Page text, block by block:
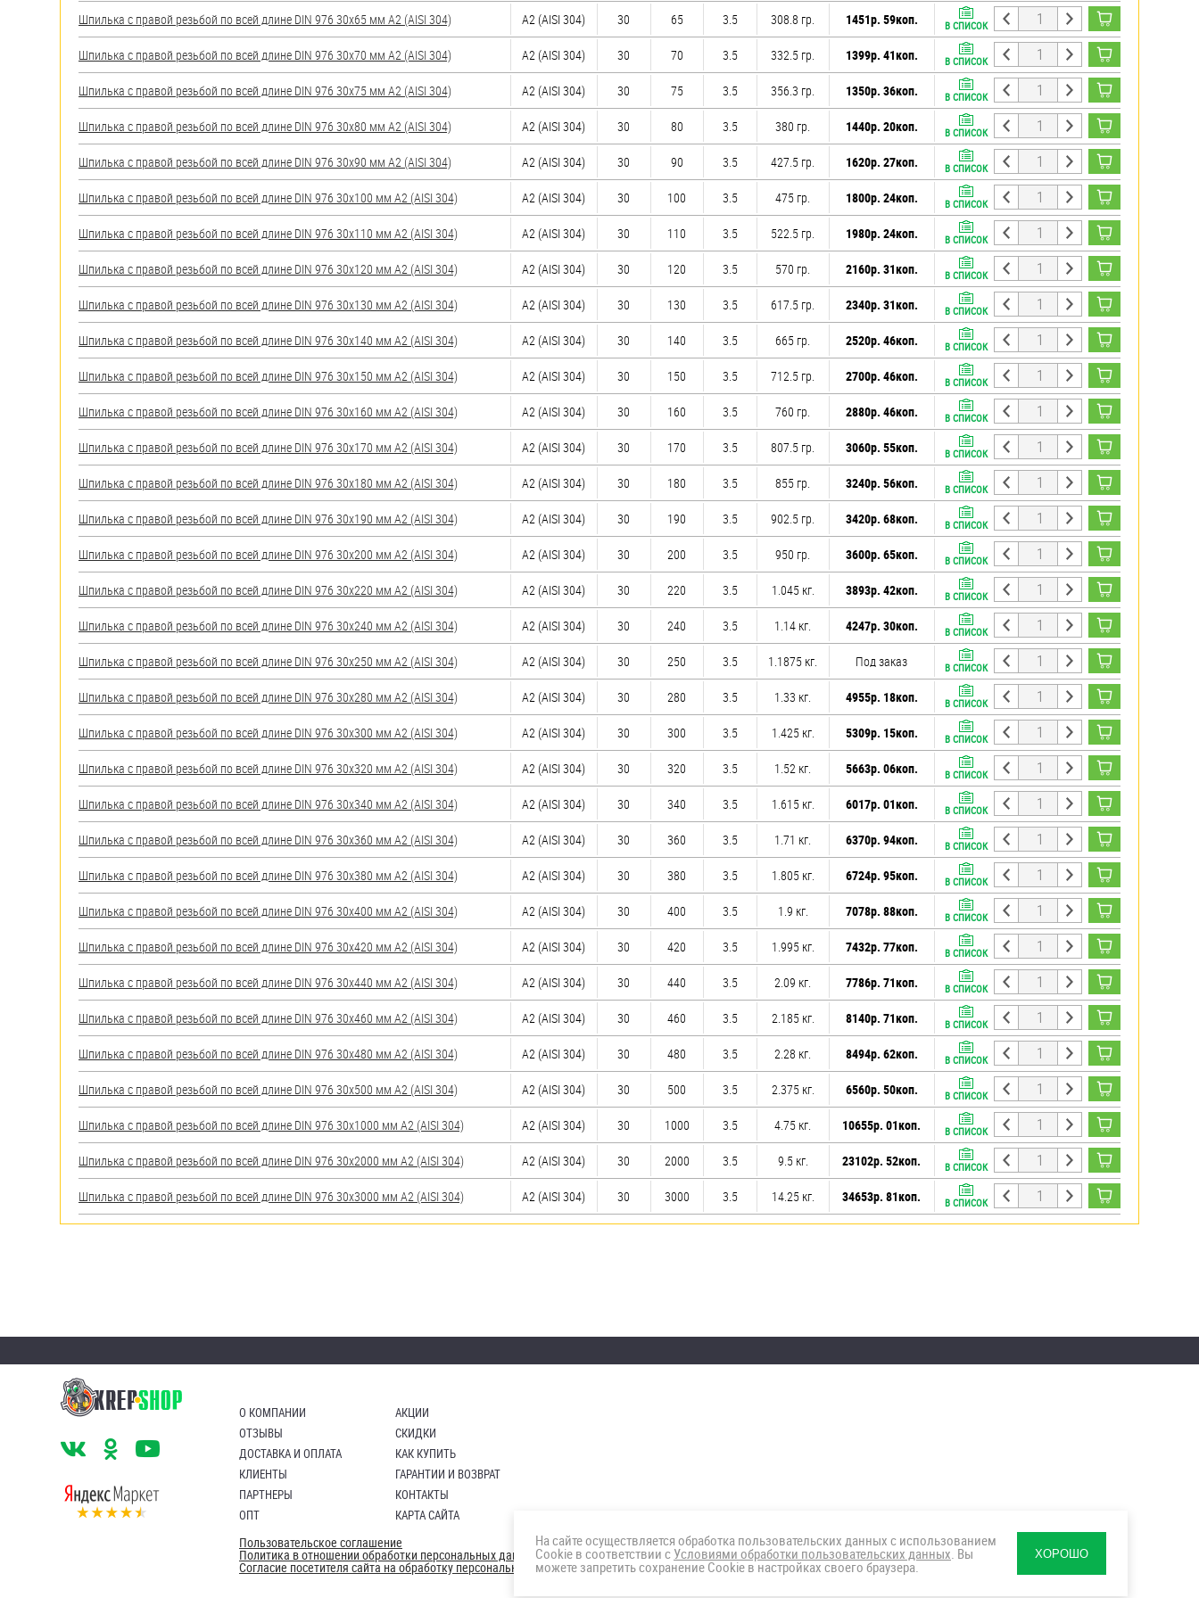
Пробки
Саморезы и шурупы
Стопорные кольца
Такелаж
Хомуты
Шайбы
Шпильки
Шплинты
Штифты и пальцы
Шпилька с правой резьбой по всей длине DIN 976 30х65 мм А2 (AISI 304) А2 (AISI 304) 30 65 3.5 308.8 гр. 1451р. 59коп. В СПИСОК
Шпилька с правой резьбой по всей длине DIN 976 30х70 мм А2 (AISI 304) А2 (AISI 304) 30 70 3.5 332.5 гр. 1399р. 41коп. В СПИСОК
Шпилька с правой резьбой по всей длине DIN 976 30х75 мм А2 (AISI 304) А2 (AISI 304) 30 75 3.5 356.3 гр. 1350р. 36коп. В СПИСОК
Шпилька с правой резьбой по всей длине DIN 976 30х80 мм А2 (AISI 304) А2 (AISI 304) 30 80 3.5 380 гр. 1440р. 20коп. В СПИСОК
Шпилька с правой резьбой по всей длине DIN 976 30х90 мм А2 (AISI 304) А2 (AISI 304) 30 90 3.5 427.5 гр. 1620р. 27коп. В СПИСОК
Шпилька с правой резьбой по всей длине DIN 976 30х100 мм А2 (AISI 304) А2 (AISI 304) 30 100 3.5 475 гр. 1800р. 24коп. В СПИСОК
Шпилька с правой резьбой по всей длине DIN 976 30х110 мм А2 (AISI 304) А2 (AISI 304) 30 110 3.5 522.5 гр. 1980р. 24коп. В СПИСОК
Шпилька с правой резьбой по всей длине DIN 976 30х120 мм А2 (AISI 304) А2 (AISI 304) 30 120 3.5 570 гр. 2160р. 31коп. В СПИСОК
Шпилька с правой резьбой по всей длине DIN 976 30х130 мм А2 (AISI 304) А2 (AISI 304) 30 130 3.5 617.5 гр. 2340р. 31коп. В СПИСОК
Шпилька с правой резьбой по всей длине DIN 976 30х140 мм А2 (AISI 304) А2 (AISI 304) 30 140 3.5 665 гр. 2520р. 46коп. В СПИСОК
Шпилька с правой резьбой по всей длине DIN 976 30х150 мм А2 (AISI 304) А2 (AISI 304) 30 150 3.5 712.5 гр. 2700р. 46коп. В СПИСОК
Шпилька с правой резьбой по всей длине DIN 976 30х160 мм А2 (AISI 304) А2 (AISI 304) 30 160 3.5 760 гр. 2880р. 46коп. В СПИСОК
Шпилька с правой резьбой по всей длине DIN 976 30х170 мм А2 (AISI 304) А2 (AISI 304) 30 170 3.5 807.5 гр. 3060р. 55коп. В СПИСОК
Шпилька с правой резьбой по всей длине DIN 976 30х180 мм А2 (AISI 304) А2 (AISI 304) 30 180 3.5 855 гр. 3240р. 56коп. В СПИСОК
Шпилька с правой резьбой по всей длине DIN 976 30х190 мм А2 (AISI 304) А2 (AISI 304) 30 190 3.5 902.5 гр. 3420р. 68коп. В СПИСОК
Шпилька с правой резьбой по всей длине DIN 976 30х200 мм А2 (AISI 304) А2 (AISI 304) 30 200 3.5 950 гр. 3600р. 65коп. В СПИСОК
Шпилька с правой резьбой по всей длине DIN 976 30х220 мм А2 (AISI 304) А2 (AISI 304) 30 220 3.5 1.045 кг. 3893р. 42коп. В СПИСОК
Шпилька с правой резьбой по всей длине DIN 976 30х240 мм А2 (AISI 304) А2 (AISI 304) 30 240 3.5 1.14 кг. 4247р. 30коп. В СПИСОК
Шпилька с правой резьбой по всей длине DIN 976 30х250 мм А2 (AISI 304) А2 (AISI 304) 30 250 3.5 1.1875 кг. Под заказ В СПИСОК
Шпилька с правой резьбой по всей длине DIN 976 30х280 мм А2 (AISI 304) А2 (AISI 304) 30 280 3.5 1.33 кг. 4955р. 18коп. В СПИСОК
Шпилька с правой резьбой по всей длине DIN 976 30х300 мм А2 (AISI 304) А2 (AISI 304) 30 300 3.5 1.425 кг. 5309р. 15коп. В СПИСОК
Шпилька с правой резьбой по всей длине DIN 976 30х320 мм А2 (AISI 304) А2 (AISI 304) 30 320 3.5 1.52 кг. 5663р. 06коп. В СПИСОК
Шпилька с правой резьбой по всей длине DIN 976 30х340 мм А2 (AISI 304) А2 (AISI 304) 30 340 3.5 1.615 кг. 6017р. 01коп. В СПИСОК
Шпилька с правой резьбой по всей длине DIN 976 30х360 мм А2 (AISI 304) А2 (AISI 304) 30 360 3.5 1.71 кг. 6370р. 94коп. В СПИСОК
Шпилька с правой резьбой по всей длине DIN 976 30х380 мм А2 (AISI 304) А2 (AISI 304) 30 380 3.5 1.805 кг. 6724р. 95коп. В СПИСОК
Шпилька с правой резьбой по всей длине DIN 976 30х400 мм А2 (AISI 304) А2 (AISI 304) 30 400 3.5 1.9 кг. 7078р. 88коп. В СПИСОК
Шпилька с правой резьбой по всей длине DIN 976 30х420 мм А2 (AISI 304) А2 (AISI 304) 30 420 3.5 1.995 кг. 7432р. 77коп. В СПИСОК
Шпилька с правой резьбой по всей длине DIN 976 30х440 мм А2 (AISI 304) А2 (AISI 304) 30 440 3.5 2.09 кг. 7786р. 71коп. В СПИСОК
Шпилька с правой резьбой по всей длине DIN 976 30х460 мм А2 (AISI 304) А2 (AISI 304) 30 460 3.5 2.185 кг. 8140р. 71коп. В СПИСОК
Шпилька с правой резьбой по всей длине DIN 976 30х480 мм А2 (AISI 304) А2 (AISI 304) 30 480 3.5 2.28 кг. 8494р. 62коп. В СПИСОК
Шпилька с правой резьбой по всей длине DIN 976 30х500 мм А2 (AISI 304) А2 (AISI 304) 30 500 3.5 2.375 кг. 6560р. 50коп. В СПИСОК
Шпилька с правой резьбой по всей длине DIN 976 30х1000 мм А2 (AISI 304) А2 (AISI 304) 30 1000 3.5 4.75 кг. 10655р. 01коп. В СПИСОК
Шпилька с правой резьбой по всей длине DIN 976 30х2000 мм А2 (AISI 304) А2 (AISI 304) 30 2000 3.5 9.5 кг. 23102р. 52коп. В СПИСОК
Шпилька с правой резьбой по всей длине DIN 976 30х3000 мм А2 (AISI 304) А2 (AISI 304) 30 3000 3.5 14.25 кг. 34653р. 81коп. В СПИСОК
О КОМПАНИИ
ОТЗЫВЫ
ДОСТАВКА И ОПЛАТА
КЛИЕНТЫ
ПАРТНЕРЫ
ОПТ
АКЦИИ
СКИДКИ
КАК КУПИТЬ
ГАРАНТИИ И ВОЗВРАТ
КОНТАКТЫ
КАРТА САЙТА
Пользовательское соглашение
Политика в отношении обработки персональных данных
Согласие посетителя сайта на обработку персональных данны
На сайте осуществляется обработка пользовательских данных с использованием
Cookie в соответствии с Условиями обработки пользовательских данных . Вы
можете запретить сохранение Cookie в настройках своего браузера.
ХОРОШО